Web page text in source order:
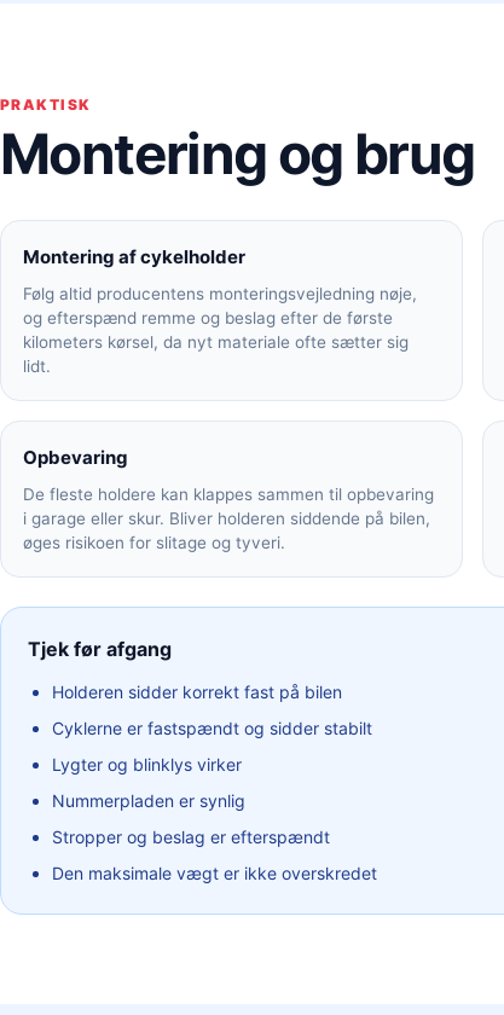
PRAKTISK
Montering og brug
Montering af cykelholder
Følg altid producentens monteringsvejledning nøje,
og efterspænd remme og beslag efter de første
kilometers kørsel, da nyt materiale ofte sætter sig
lidt.
Opbevaring
De fleste holdere kan klappes sammen til opbevaring
i garage eller skur. Bliver holderen siddende på bilen,
øges risikoen for slitage og tyveri.
Tjek før afgang
Holderen sidder korrekt fast på bilen
Cyklerne er fastspændt og sidder stabilt
Lygter og blinklys virker
Nummerpladen er synlig
Stropper og beslag er efterspændt
Den maksimale vægt er ikke overskredet